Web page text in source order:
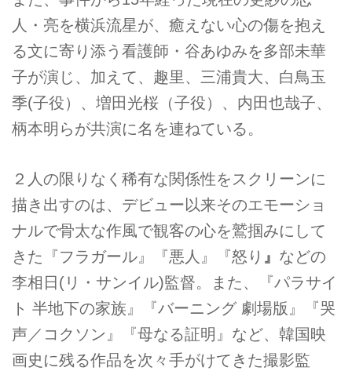
人・亮を横浜流星が、癒えない心の傷を抱え
る文に寄り添う看護師・谷あゆみを多部未華
子が演じ、加えて、趣里、三浦貴大、白鳥玉
季(子役）、増田光桜（子役）、内田也哉子、
柄本明らが共演に名を連ねている。
２人の限りなく稀有な関係性をスクリーンに
描き出すのは、デビュー以来そのエモーショ
ナルで骨太な作風で観客の心を鷲掴みにして
きた『フラガール』『悪人』『怒り 』 などの
李相日(リ・サンイル)監督。また、『パラサイ
ト 半地下の家族』『バーニング 劇場版』『哭
声／コクソン』『母なる証明』など、韓国映
画史に残る作品を次々手がけてきた撮影監